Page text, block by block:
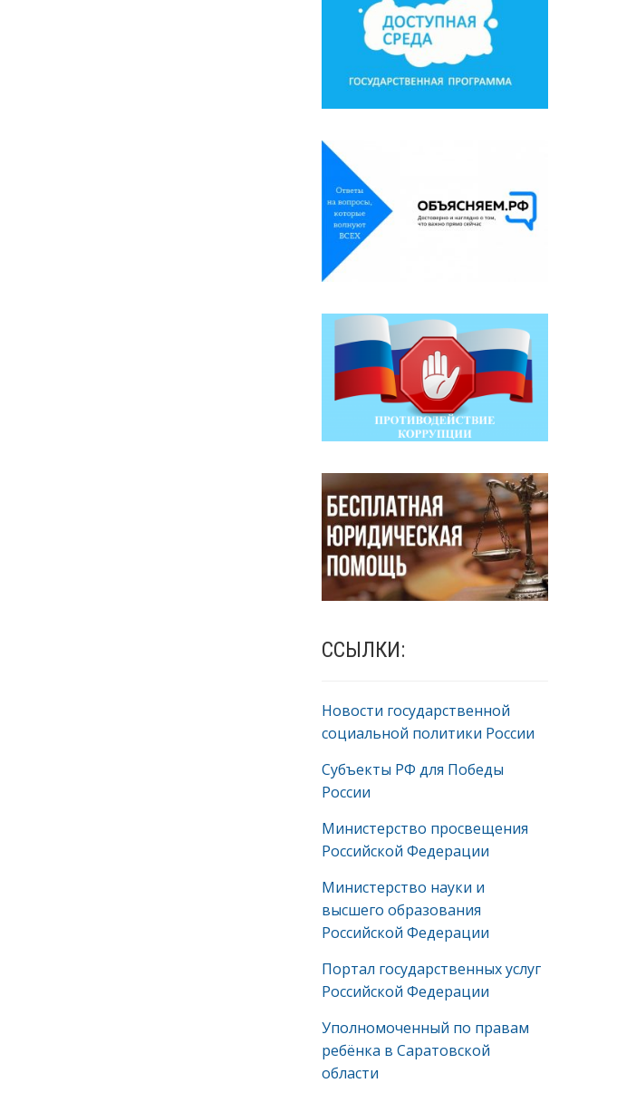
ССЫЛКИ:
Новости государственной
социальной политики России
Субъекты РФ для Победы
России
Министерство просвещения
Российской Федерации
Министерство науки и
высшего образования
Российской Федерации
Портал государственных услуг
Российской Федерации
Уполномоченный по правам
ребёнка в Саратовской
области